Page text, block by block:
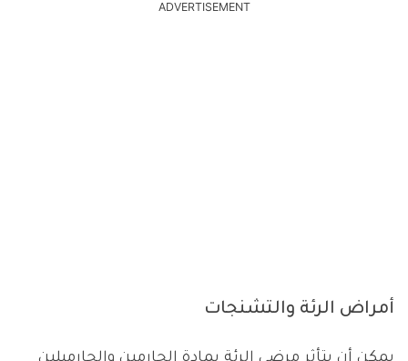
ADVERTISEMENT
أمراض الرئة والتشنجات